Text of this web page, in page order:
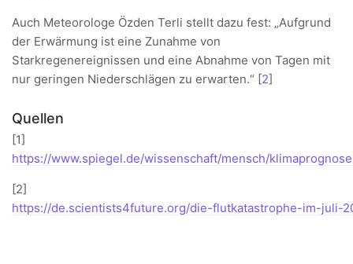
Auch Meteorologe Özden Terli stellt dazu fest: „Aufgrund
der Erwärmung ist eine Zunahme von
Starkregenereignissen und eine Abnahme von Tagen mit
nur geringen Niederschlägen zu erwarten.“ [2]
Quellen
[1]
https://www.spiegel.de/wissenschaft/mensch/
[2]
https://de.scientists4future.org/die-flutkatastrophe-im-juli-